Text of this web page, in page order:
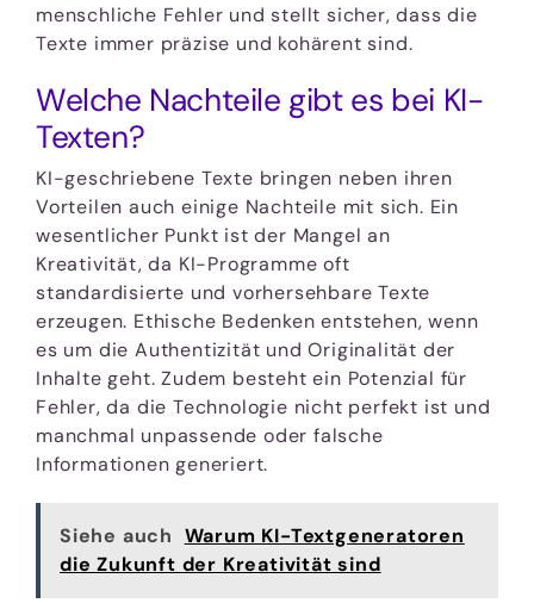
menschliche Fehler und stellt sicher, dass die
Texte immer präzise und kohärent sind.
Welche Nachteile gibt es bei KI-
Texten?
KI-geschriebene Texte bringen neben ihren
Vorteilen auch einige Nachteile mit sich. Ein
wesentlicher Punkt ist der Mangel an
Kreativität, da KI-Programme oft
standardisierte und vorhersehbare Texte
erzeugen. Ethische Bedenken entstehen, wenn
es um die Authentizität und Originalität der
Inhalte geht. Zudem besteht ein Potenzial für
Fehler, da die Technologie nicht perfekt ist und
manchmal unpassende oder falsche
Informationen generiert.
Siehe auch Warum KI-Textgeneratoren
die Zukunft der Kreativität sind